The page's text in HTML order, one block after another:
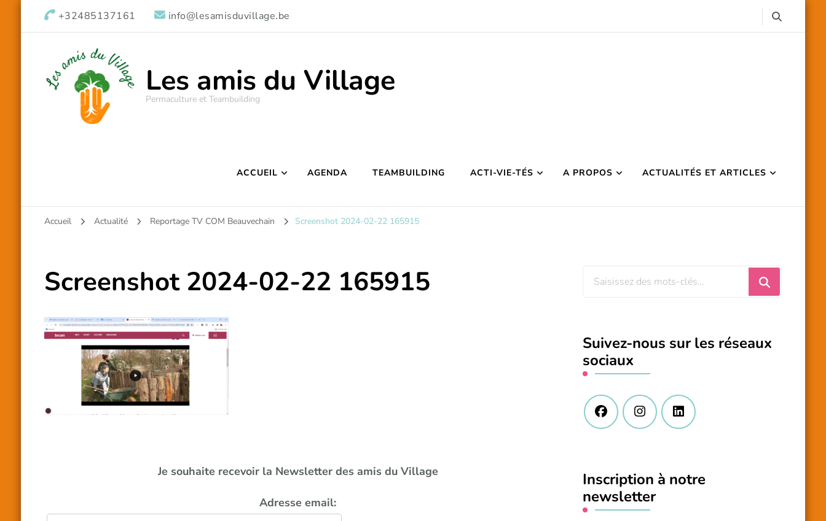
+32485137161 info@lesamisduvillage.be
Les amis du Village
Permaculture et Teambuilding
ACCUEIL AGENDA TEAMBUILDING ACTI-VIE-TÉS A PROPOS ACTUALITÉS ET ARTICLES
Accueil Actualité Reportage TV COM Beauvechain Screenshot 2024-02-22 165915
Screenshot 2024-02-22 165915
Je souhaite recevoir la Newsletter des amis du Village
Adresse email:
Vous
?
Suivez-nous sur les réseaux
sociaux
Inscription à notre
newsletter